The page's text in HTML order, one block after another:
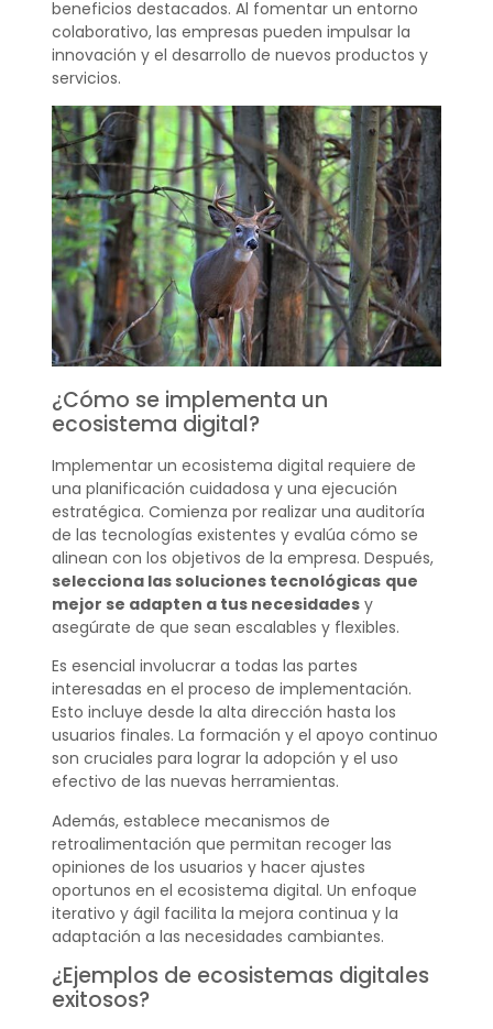
beneficios destacados. Al fomentar un entorno
colaborativo, las empresas pueden impulsar la
innovación y el desarrollo de nuevos productos y
servicios.
¿Cómo se implementa un
ecosistema digital?
Implementar un ecosistema digital requiere de
una planificación cuidadosa y una ejecución
estratégica. Comienza por realizar una auditoría
de las tecnologías existentes y evalúa cómo se
alinean con los objetivos de la empresa. Después,
selecciona las soluciones tecnológicas que
mejor se adapten a tus necesidadesy
asegúrate de que sean escalables y flexibles.
Es esencial involucrar a todas las partes
interesadas en el proceso de implementación.
Esto incluye desde la alta dirección hasta los
usuarios finales. La formación y el apoyo continuo
son cruciales para lograr la adopción y el uso
efectivo de las nuevas herramientas.
Además, establece mecanismos de
retroalimentación que permitan recoger las
opiniones de los usuarios y hacer ajustes
oportunos en el ecosistema digital. Un enfoque
iterativo y ágil facilita la mejora continua y la
adaptación a las necesidades cambiantes.
¿Ejemplos de ecosistemas digitales
exitosos?